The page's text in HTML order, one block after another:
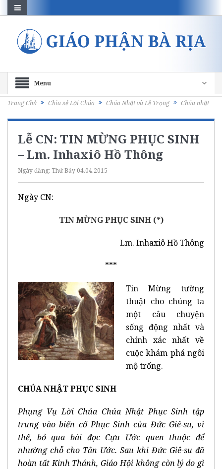
Menu
Trang Chủ Chia sẻ Lời Chúa Chúa Nhật và Lễ Trọng Chúa nhật
Lễ CN: TIN MỪNG PHỤC SINH
– Lm. Inhaxiô Hồ Thông
Ngày đăng: Thứ Bảy 04.04.2015
Ngày CN:
TIN MỪNG PHỤC SINH (*)
Lm. Inhaxiô Hồ Thông
***
Tin Mừng tường
thuật cho chúng ta
một câu chuyện
sống động nhất và
chính xác nhất về
cuộc khám phá ngôi
mộ trống.
CHÚA NHẬT PHỤC SINH
Phụng Vụ Lời Chúa Chúa Nhật Phục Sinh tập
trung vào biến cố Phục Sinh của Đức Giê-su, vì
thế, bỏ qua bài đọc Cựu Ước quen thuộc để
nhường chỗ cho Tân Ước. Sau khi Đức Giê-su đã
hoàn tất Kinh Thánh, Giáo Hội không còn lý do gì